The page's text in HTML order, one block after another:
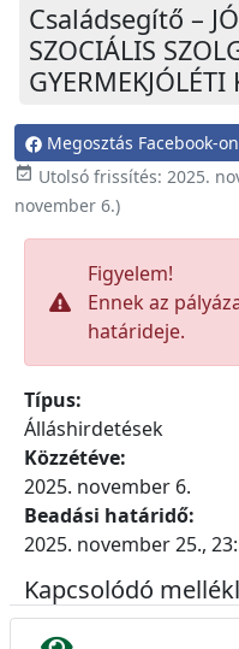
Családsegítő –
SZOCIÁLIS
Megosztás Facebook-on
 Utolsó frissítés: 2025.
november 6.)
Figyelem!
Ennek az
határideje.
Típus:
Álláshirdetések
Közzétéve:
2025. november 6.
Beadási határidő:
2025. november 25.,
Kapcsolódó